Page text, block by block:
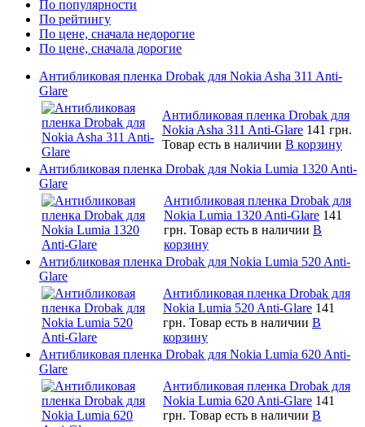
По популярности
По рейтингу
По цене, сначала недорогие
По цене, сначала дорогие
Антибликовая пленка Drobak для Nokia Asha 311 Anti-
Glare
Антибликовая пленка Drobak для
Nokia Asha 311 Anti-Glare 141 грн.
Товар есть в наличии В корзину
Антибликовая пленка Drobak для Nokia Lumia 1320 Anti-
Glare
Антибликовая пленка Drobak для
Nokia Lumia 1320 Anti-Glare 141
грн. Товар есть в наличии В
корзину
Антибликовая пленка Drobak для Nokia Lumia 520 Anti-
Glare
Антибликовая пленка Drobak для
Nokia Lumia 520 Anti-Glare 141
грн. Товар есть в наличии В
корзину
Антибликовая пленка Drobak для Nokia Lumia 620 Anti-
Glare
Антибликовая пленка Drobak для
Nokia Lumia 620 Anti-Glare 141
грн. Товар есть в наличии В